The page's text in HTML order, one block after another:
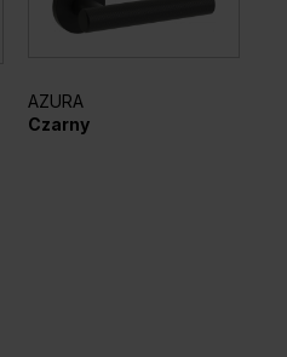
AZURA
Czarny